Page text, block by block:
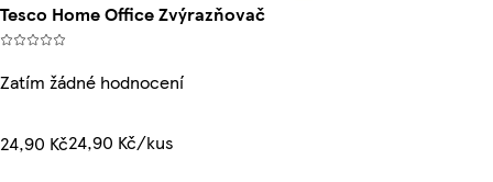
Tesco Home Office Zvýrazňovač
Zatím žádné hodnocení
24,90 Kč24,90 Kč/kus